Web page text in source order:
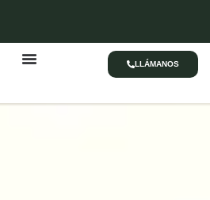
LLÁMANOS